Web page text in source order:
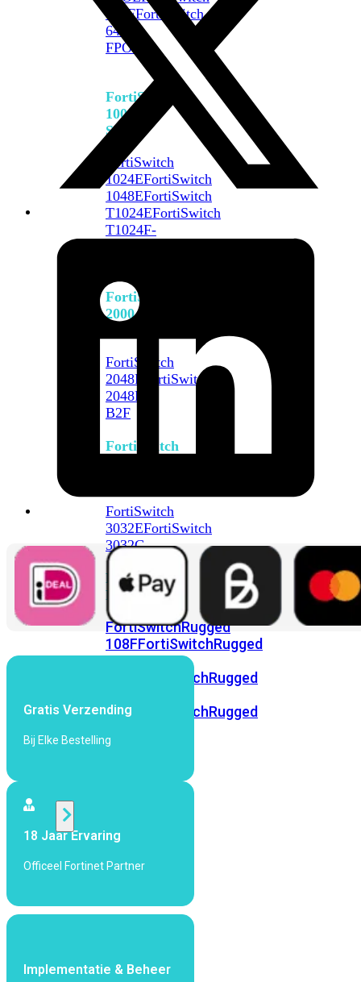
648FFortiSwitch
648F-
FPOE
FortiSwitch
1000
Series
FortiSwitch
1024EFortiSwitch
1048EFortiSwitch
T1024EFortiSwitch
T1024F-
FortiSwitch
2000
FortiSwitch
2048F
FortiSwitch
2048F-
B2F
FortiSwitch
FortiSwitch
3032EFortiSwitch
3032G
FortiSwitch
Ruggedized
FortiSwitchRugged
108FFortiSwitchRugged
112F-
FortiSwitchRugged
POE FortiSwitchRugged
POE
Alle
Access
Gratis Verzending
Bij Elke Bestelling
18 Jaar Ervaring
Officeel Fortinet Partner
Implementatie & Beheer